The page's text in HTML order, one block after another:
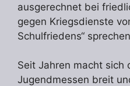
ausgerechnet bei
gegen Kriegsdienste
Schulfriedens“
Seit Jahren macht sich
Jugendmessen breit